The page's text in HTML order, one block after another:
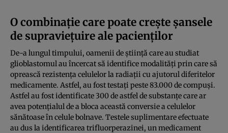
O combinație care poate crește șansele
de supraviețuire ale pacienților
De-a lungul timpului, oamenii de ştiinţă care au studiat
glioblastomul au încercat să identifice modalităţi prin care să
oprească rezistenţa celulelor la radiaţii cu ajutorul diferitelor
medicamente. Astfel, au fost testaţi peste 83.000 de compuşi.
Astfel au fost identificate 300 de astfel de substanţe care ar
avea potenţialul de a bloca această conversie a celulelor
sănătoase în celule bolnave. Testele suplimentare efectuate
au dus la identificarea trifluorperazinei, un medicament